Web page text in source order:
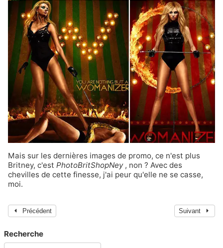
Mais sur les dernières images de promo, ce n'est plus
Britney, c'est PhotoBritShopNey , non ? Avec des
chevilles de cette finesse, j'ai peur qu'elle ne se casse,
moi.
Précédent Suivant
Recherche